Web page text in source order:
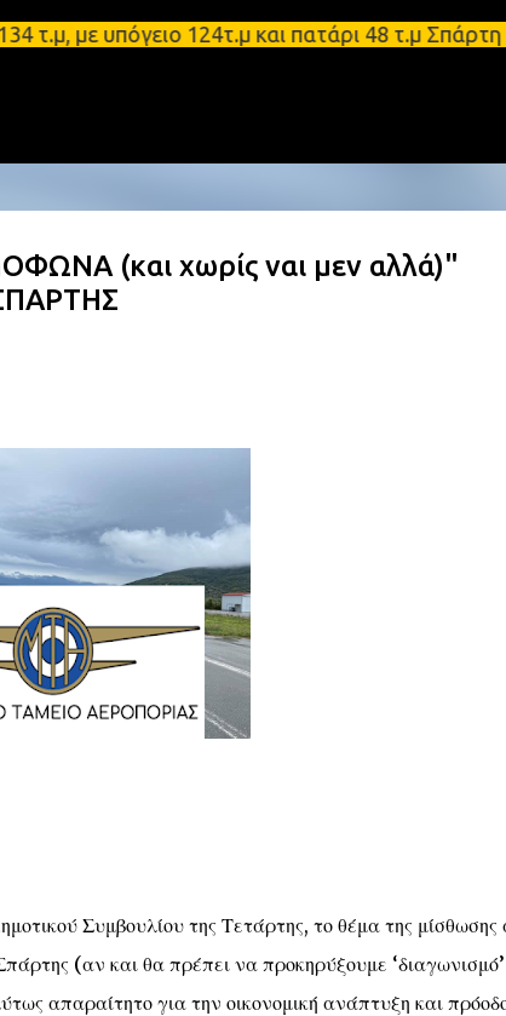
Μετάβαση στο κύριο περιεχόμενο
υπόγειο 124τ.μ και πατάρι 48 τ.μ
(και χωρίς ναι μεν αλλά)"
Συμβουλίου της Τετάρτης, το θέμα της μίσθωσης
(αν και θα πρέπει να προκηρύξουμε ‘διαγωνισμό’
απαραίτητο για την οικονομική ανάπτυξη και